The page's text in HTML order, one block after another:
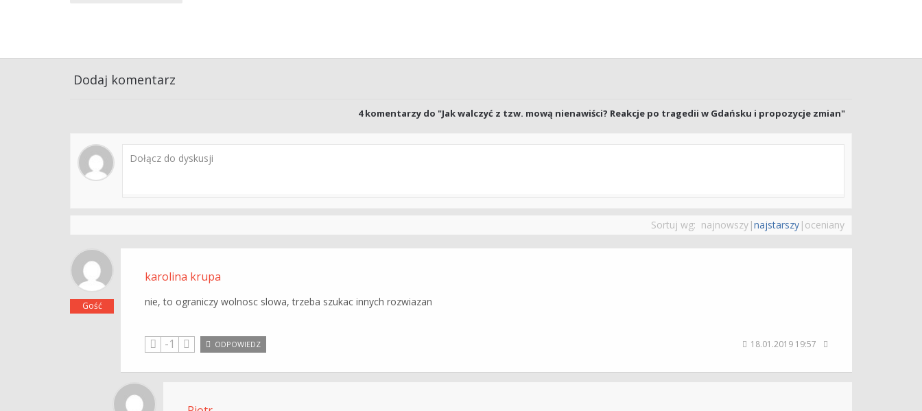
Dodaj komentarz
4komentarzy do "Jak walczyć z tzw. mową nienawiści? Reakcje po tragedii w Gdańsku i propozycje zmian"
Sortuj wg: najnowszy |najstarszy | oceniany
Gość
karolina krupa
nie, to ograniczy wolnosc slowa, trzeba szukac innych rozwiazan
-1 ODPOWIEDZ 18.01.2019 19:57